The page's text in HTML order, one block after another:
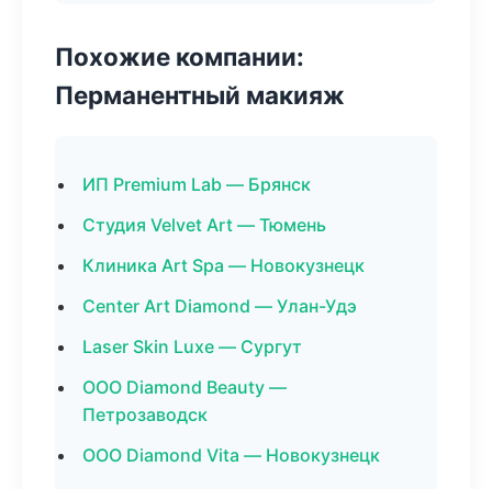
Похожие компании:
Перманентный макияж
ИП Premium Lab — Брянск
Студия Velvet Art — Тюмень
Клиника Art Spa — Новокузнецк
Center Art Diamond — Улан-Удэ
Laser Skin Luxe — Сургут
ООО Diamond Beauty —
Петрозаводск
ООО Diamond Vita — Новокузнецк